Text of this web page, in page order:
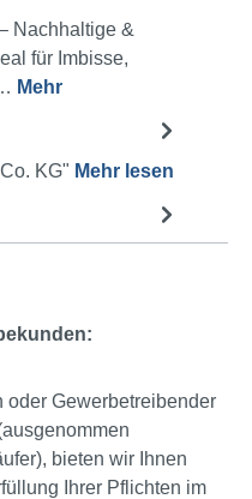
Nachhaltige &
für Imbisse,
Mehr
KG" Mehr lesen
oder Gewerbetreibender
bieten wir Ihnen
Ihrer Pflichten im